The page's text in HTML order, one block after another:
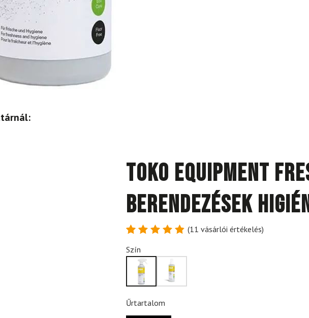
TOKO Equipment
berendezések
4.91
5-ből,
értékelés
alapján
(11 vásárlói értékelés)
Szín
Űrtartalom